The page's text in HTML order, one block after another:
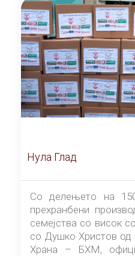
Нула Глад
Со делењето на
прехранбени
семејства со висок
со Душко Христов од
Храна – БХМ,